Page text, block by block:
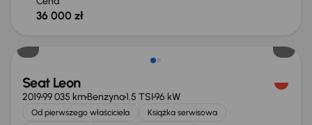
36 000 zł
Seat Leon
201999 035 kmBenzyna1.5 TSI96 kW
Od pierwszego właściciela
Książka serwisowa